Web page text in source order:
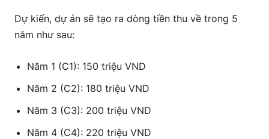
Dự kiến, dự án sẽ tạo ra dòng tiền thu về trong 5
năm như sau:
Năm 1 (C1): 150 triệu VND
Năm 2 (C2): 180 triệu VND
Năm 3 (C3): 200 triệu VND
Năm 4 (C4): 220 triệu VND